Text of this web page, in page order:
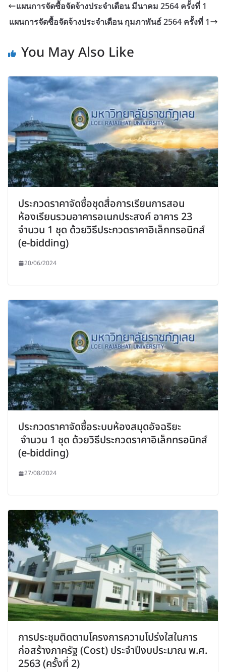
แผนการจัดซื้อจัดจ้างประจำเดือน มีนาคม 2564 ครั้งที่ 1
แผนการจัดซื้อจัดจ้างประจำเดือน กุมภาพันธ์ 2564 ครั้งที่ 1
You May Also Like
ประกวดราคาจัดซื้อชุดสื่อการเรียนการสอน
ห้องเรียนรวมอาคารอเนกประสงค์ อาคาร 23
จำนวน 1 ชุด ด้วยวิธีประกวดราคาอิเล็กทรอนิกส์
(e-bidding)
20/06/2024
ประกวดราคาจัดซื้อระบบห้องสมุดอัจฉริยะ
จำนวน 1 ชุด ด้วยวิธีประกวดราคาอิเล็กทรอนิกส์
(e-bidding)
27/08/2024
การประชุมติดตามโครงการความโปร่งใสในการ
ก่อสร้างภาครัฐ (Cost) ประจำปีงบประมาณ พ.ศ.
2563 (ครั้งที่ 2)